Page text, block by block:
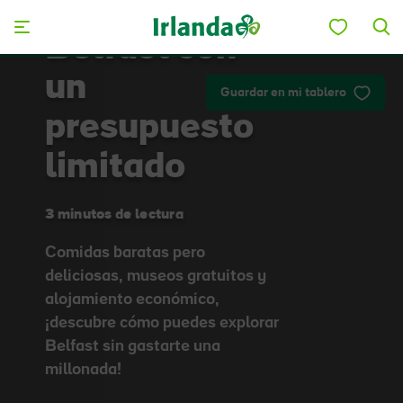
Guardar en mi tablero
Belfast con
un
presupuesto
limitado
3 minutos de lectura
Comidas baratas pero
deliciosas, museos gratuitos y
alojamiento económico,
¡descubre cómo puedes explorar
Belfast sin gastarte una
millonada!